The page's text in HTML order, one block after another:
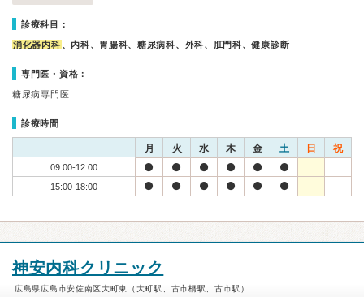
診療科目：
消化器内科 、内科、胃腸科、糖尿病科、外科、肛門科、健康診断
専門医・資格：
糖尿病専門医
診療時間
月 火 水 木 金 土 日 祝
09:00-12:00
15:00-18:00
神安内科クリニック
広島県広島市安佐南区大町東（大町駅、古市橋駅、古市駅）